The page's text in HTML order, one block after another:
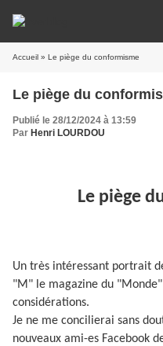
Accueil » Le piège du conformisme
Le piège du
Publié le 28/12/2024 à 13:59
Par Henri LOURDOU
Le piège
Un très intéressant portrait
"M" le magazine du
considérations.
Je ne me concilierai sans
nouveaux ami-es Facebook